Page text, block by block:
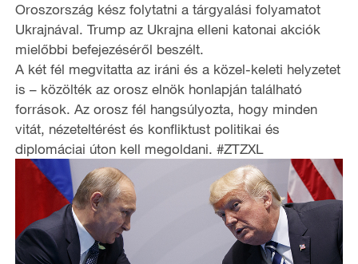
Oroszország kész folytatni a tárgyalási folyamatot
Ukrajnával. Trump az Ukrajna elleni katonai akciók
mielőbbi befejezéséről beszélt.
A két fél megvitatta az iráni és a közel-keleti helyzetet
is – közölték az orosz elnök honlapján található
források. Az orosz fél hangsúlyozta, hogy minden
vitát, nézeteltérést és konfliktust politikai és
diplomáciai úton kell megoldani. #ZTZXL